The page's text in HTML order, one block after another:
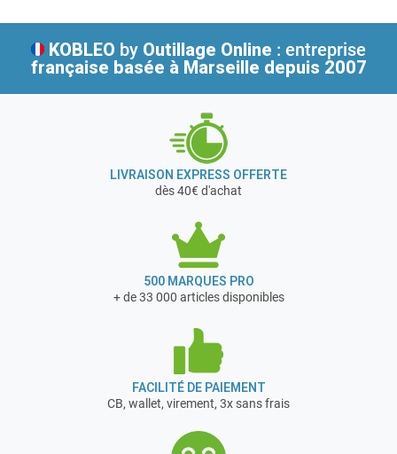
KOBLEO by Outillage Online : entreprise
française basée à Marseille depuis 2007
LIVRAISON EXPRESS OFFERTE
dès 40€ d'achat
500 MARQUES PRO
+ de 33 000 articles disponibles
FACILITÉ DE PAIEMENT
CB, wallet, virement, 3x sans frais